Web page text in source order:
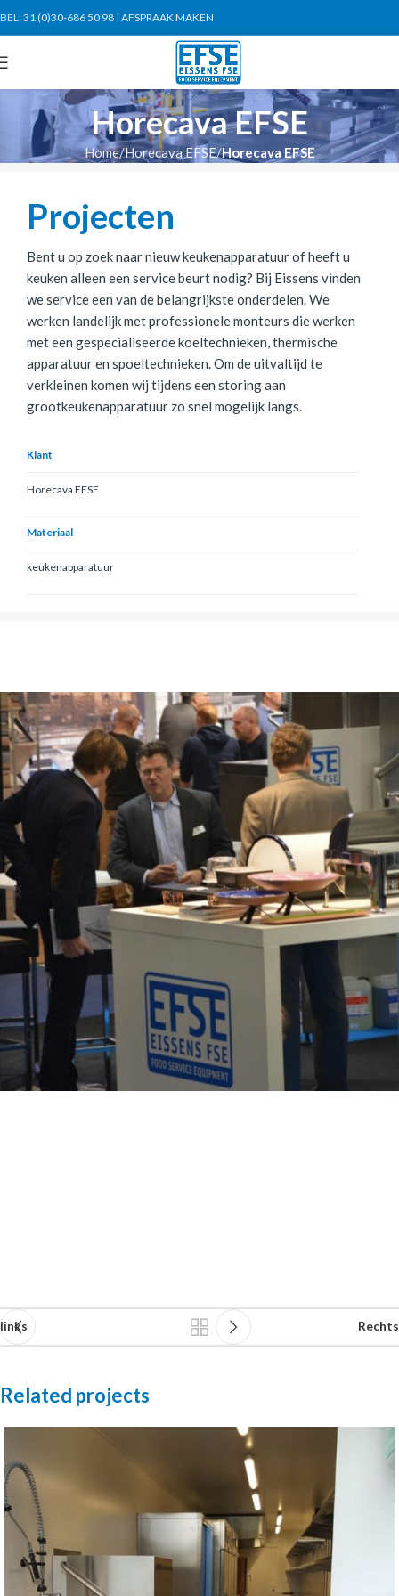
BEL:31 (0)30-686 50 98 | AFSPRAAK MAKEN
Horecava EFSE
Home Horecava EFSE Horecava EFSE
Projecten
Bent u op zoek naar nieuw keukenapparatuur of heeft u
keuken alleen een service beurt nodig? Bij Eissens vinden
we service een van de belangrijkste onderdelen. We
werken landelijk met professionele monteurs die werken
met een gespecialiseerde koeltechnieken, thermische
apparatuur en spoeltechnieken. Om de uitvaltijd te
verkleinen komen wij tijdens een storing aan
grootkeukenapparatuur zo snel mogelijk langs.
Klant
Horecava EFSE
Materiaal
keukenapparatuur
links Rechts
Related projects